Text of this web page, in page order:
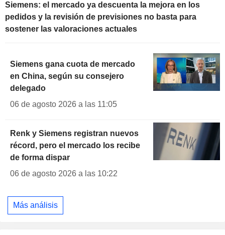
Siemens: el mercado ya descuenta la mejora en los
pedidos y la revisión de previsiones no basta para
sostener las valoraciones actuales
Siemens gana cuota de mercado
en China, según su consejero
delegado
06 de agosto 2026 a las 11:05
Renk y Siemens registran nuevos
récord, pero el mercado los recibe
de forma dispar
06 de agosto 2026 a las 10:22
Más análisis